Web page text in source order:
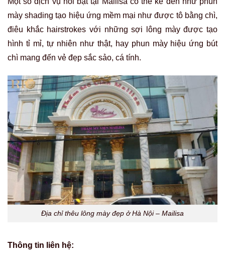
mày shading tạo hiệu ứng mềm mại như được tô bằng chì,
điêu khắc hairstrokes với những sợi lông mày được tạo
hình tỉ mỉ, tự nhiên như thật, hay phun mày hiệu ứng bút
chì mang đến vẻ đẹp sắc sảo, cá tính.
Địa chỉ thêu lông mày đẹp ở Hà Nội – Mailisa
Thông tin liên hệ: